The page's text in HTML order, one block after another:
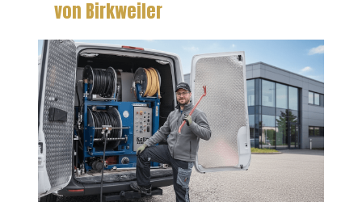
von Birkweiler